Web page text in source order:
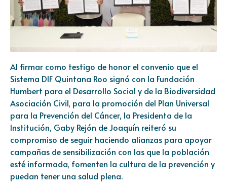
Al firmar como testigo de honor el convenio que el
Sistema DIF Quintana Roo signó con la Fundación
Humbert para el Desarrollo Social y de la Biodiversidad
Asociación Civil, para la promoción del Plan Universal
para la Prevención del Cáncer, la Presidenta de la
Institución, Gaby Rejón de Joaquín reiteró su
compromiso de seguir haciendo alianzas para apoyar
campañas de sensibilización con las que la población
esté informada, fomenten la cultura de la prevención y
puedan tener una salud plena.